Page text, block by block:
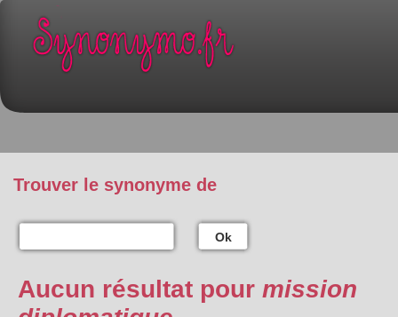
Trouver le synonyme de
Ok
Aucun résultat pour mission